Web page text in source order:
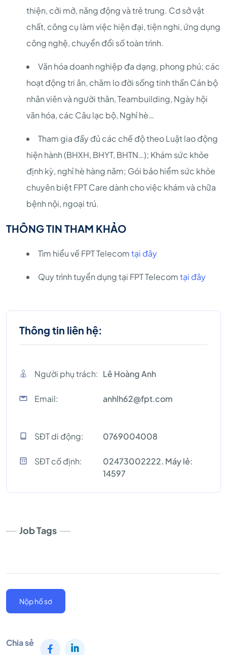
thiện, cởi mở, năng động và trẻ trung. Cơ sở vật
chất, công cụ làm việc hiện đại, tiện nghi, ứng dụng
công nghệ, chuyển đổi số toàn trình.
Văn hóa doanh nghiệp đa dạng, phong phú; các
hoạt động tri ân, chăm lo đời sống tinh thần Cán bộ
nhân viên và người thân, Teambuilding, Ngày hội
văn hóa, các Câu lạc bộ, Nghỉ hè…
Tham gia đầy đủ các chế độ theo Luật lao động
hiện hành (BHXH, BHYT, BHTN…); Khám sức khỏe
định kỳ, nghỉ hè hàng năm; Gói bảo hiểm sức khỏe
chuyên biệt FPT Care dành cho việc khám và chữa
bệnh nội, ngoại trú.
THÔNG TIN THAM KHẢO
Tìm hiểu về FPT Telecomtại đây
Quy trình tuyển dụng tại FPT Telecomtại đây
Thông tin liên hệ:
Người phụ trách: Lê Hoàng Anh
Email: anhlh62@fpt.com
SĐT di động: 0769004008
SĐT cố định:
02473002222. Máy lẻ:
14597
Job Tags
Nộp hồ sơ
Chia sẻ